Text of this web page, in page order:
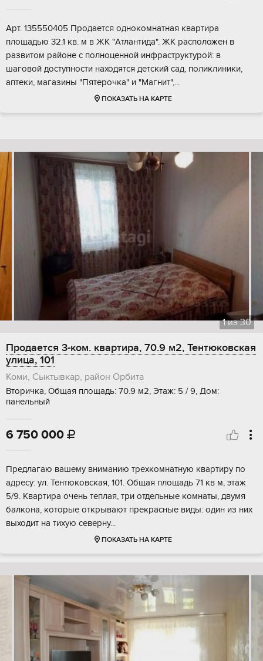
Арт. 135550405 Пpoдаeтcя однокомнатная квартирa
площaдью 32.1 кв. м в ЖК "Aтлaнтида". ЖК расположен в
развитом районе с полноценной инфраструктурой: в
шаговой доступности находятся детский сад, поликлиники,
аптеки, магазины "Пятерочка" и "Магнит",...
ПОКАЗАТЬ НА КАРТЕ
1из30
Продается 3-ком. квартира, 70.9 м2, Тентюковская
улица, 101
Коми, Сыктывкар, район Орбита
Вторичка, Общая площадь: 70.9 м2, Этаж: 5 / 9, Дом:
панельный
6 750 000 
Предлагаю вашему вниманию трехкомнатную квартиру по
адресу: ул. Тентюковская, 101. Общая площадь 71 кв м, этаж
5/9. Квартира очень теплая, три отдельные комнаты, двумя
балкона, которые открывают прекрасные виды: один из них
выходит на тихую северну...
ПОКАЗАТЬ НА КАРТЕ